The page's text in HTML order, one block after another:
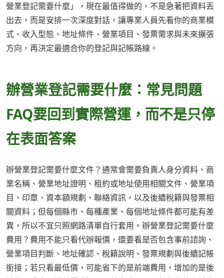
營業登記需要什麼」，現在最值得做的，不是急著把資料丟
出去，而是安排一次深度對話，讓專業人員先看你的商業模
式、收入型態、地址條件、營業項目、發票需求與未來擴張
方向，再決定最適合你的登記與記帳路線。
辦營業登記需要什麼：常見問題
FAQ要回到實際營運，而不是只停
在表面答案
辦營業登記需要什麼文件？通常會需要負責人身分資料、商
業名稱、營業地址證明、租約或地址使用相關文件、營業項
目、印章、資本額規劃、聯絡資訊，以及後續稅籍與發票相
關資料；但每個縣市、每種產業、每個地址條件都可能有差
異，所以不宜只照網路清單自行套用。辦營業登記需要什麼
費用？費用不能只看代辦報價，還要看是否包含事前諮詢、
營業項目判斷、地址確認、稅籍說明、發票規劃與後續記帳
銜接；若只看最低價，可能省下的是前端費用，增加的是後